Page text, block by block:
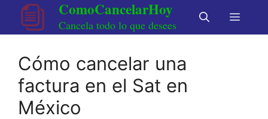
Saltar
ComoCancelarHoy
Cancela todo lo que desees
Menú
Cómo cancelar una
factura en el Sat en
México